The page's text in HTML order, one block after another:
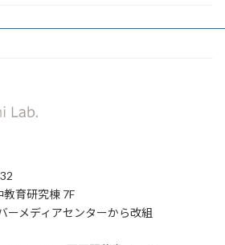
育研究棟 7F
メディアセンターから改組